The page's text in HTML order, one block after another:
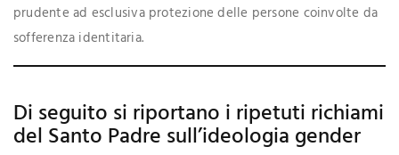
prudente ad esclusiva protezione delle persone coinvolte da
sofferenza identitaria.
Di seguito si riportano i ripetuti richiami
del Santo Padre sull’ideologia gender